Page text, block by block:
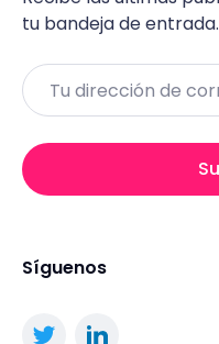
tu bandeja de entrada.
Email
Síguenos